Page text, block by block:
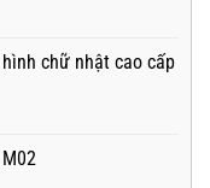
chữ nhật cao cấp